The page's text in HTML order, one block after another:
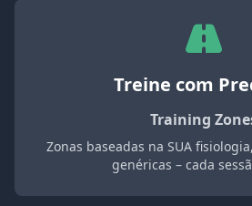
Treine com
Training
Zonas baseadas na SUA
genéricas – cada